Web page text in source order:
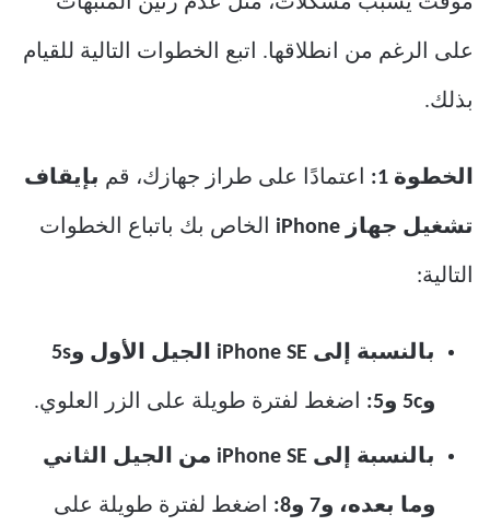
على الرغم من انطلاقها. اتبع الخطوات التالية للقيام
بذلك.
الخطوة 1: اعتمادًا على طراز جهازك، قم بإيقاف
تشغيل جهاز iPhone الخاص بك باتباع الخطوات
التالية:
بالنسبة إلى iPhone SE الجيل الأول و5s
و5c و5: اضغط لفترة طويلة على الزر العلوي.
بالنسبة إلى iPhone SE من الجيل الثاني
وما بعده، و7 و8: اضغط لفترة طويلة على